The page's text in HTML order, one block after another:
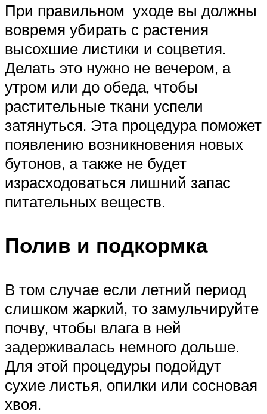
При правильном уходе вы должны
вовремя убирать с растения
высохшие листики и соцветия.
Делать это нужно не вечером, а
утром или до обеда, чтобы
растительные ткани успели
затянуться. Эта процедура поможет
появлению возникновения новых
бутонов, а также не будет
израсходоваться лишний запас
питательных веществ.
Полив и подкормка
В том случае если летний период
слишком жаркий, то замульчируйте
почву, чтобы влага в ней
задерживалась немного дольше.
Для этой процедуры подойдут
сухие листья, опилки или сосновая
хвоя.